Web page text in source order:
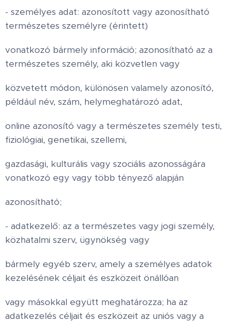
- személyes adat: azonosított vagy azonosítható
természetes személyre (érintett)
vonatkozó bármely információ; azonosítható az a
természetes személy, aki közvetlen vagy
közvetett módon, különösen valamely azonosító,
például név, szám, helymeghatározó adat,
online azonosító vagy a természetes személy testi,
fiziológiai, genetikai, szellemi,
gazdasági, kulturális vagy szociális azonosságára
vonatkozó egy vagy több tényező alapján
azonosítható;
- adatkezelő: az a természetes vagy jogi személy,
közhatalmi szerv, ügynökség vagy
bármely egyéb szerv, amely a személyes adatok
kezelésének céljait és eszközeit önállóan
vagy másokkal együtt meghatározza; ha az
adatkezelés céljait és eszközeit az uniós vagy a